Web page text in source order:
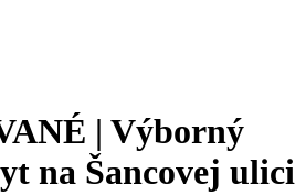
| Výborný
na Šancovej ulici